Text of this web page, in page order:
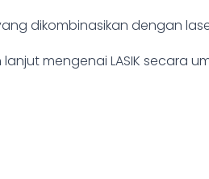
dikombinasikan dengan
lanjut mengenai LASIK secara